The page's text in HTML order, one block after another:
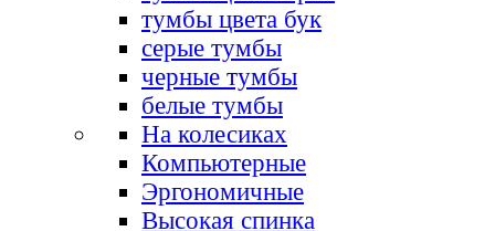
тумбы цвета бук
серые тумбы
черные тумбы
белые тумбы
На колесиках
Компьютерные
Эргономичные
Высокая спинка